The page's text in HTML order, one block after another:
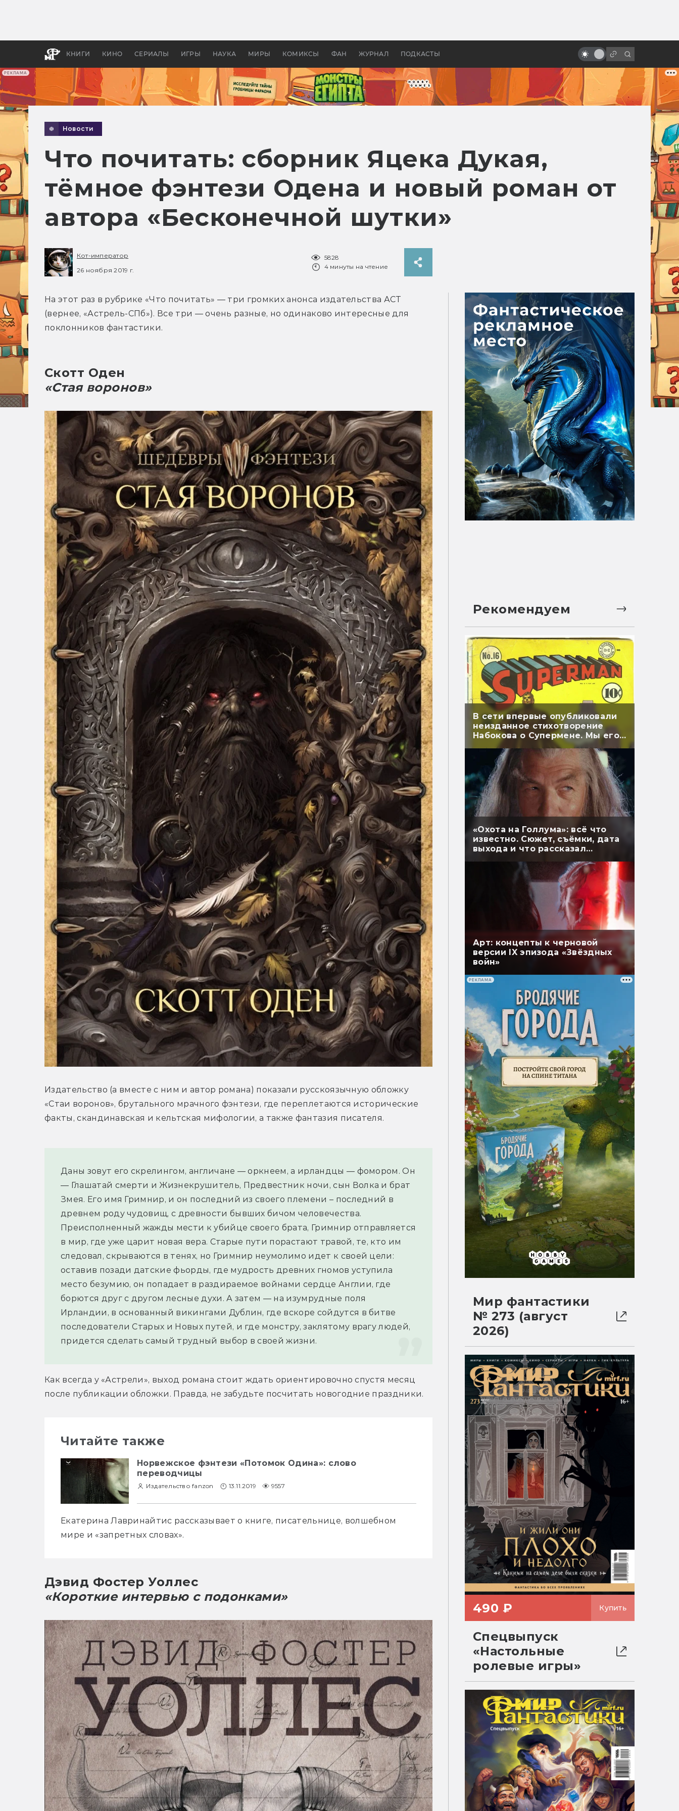
РЕКЛАМА
КНИГИ КИНО СЕРИАЛЫ ИГРЫ НАУКА МИРЫ КОМИКСЫ ФАН ЖУРНАЛ ПОДКАСТЫ
апокалипсис, в России —
бы «Властелина колец»
неснятые
Новости
Что почитать: сборник Яцека Дукая,
тёмное фэнтези Одена и новый роман от
автора «Бесконечной шутки»
Кот-император
26 ноября 2019 г.
5828
4 минуты на чтение
На этот раз в рубрике «Что почитать» — три громких анонса издательства АСТ
(вернее, «Астрель-СПб»). Все три — очень разные, но одинаково интересные для
поклонников фантастики.
Скотт Оден
«Стая воронов»
Издательство (а вместе с ним и автор романа) показали русскоязычную обложку
«Стаи воронов», брутального мрачного фэнтези, где переплетаются исторические
факты, скандинавская и кельтская мифологии, а также фантазия писателя.
Даны зовут его скрелингом, англичане — оркнеем, а ирландцы — фомором. Он
— Глашатай смерти и Жизнекрушитель, Предвестник ночи, сын Волка и брат
Змея. Его имя Гримнир, и он последний из своего племени – последний в
древнем роду чудовищ, с древности бывших бичом человечества.
Преисполненный жажды мести к убийце своего брата, Гримнир отправляется
в мир, где уже царит новая вера. Старые пути порастают травой, те, кто им
следовал, скрываются в тенях, но Гримнир неумолимо идет к своей цели:
оставив позади датские фьорды, где мудрость древних гномов уступила
место безумию, он попадает в раздираемое войнами сердце Англии, где
борются друг с другом лесные духи. А затем — на изумрудные поля
Ирландии, в основанный викингами Дублин, где вскоре сойдутся в битве
последователи Старых и Новых путей, и где монстру, заклятому врагу людей,
придется сделать самый трудный выбор в своей жизни.
Как всегда у «Астрели», выход романа стоит ждать ориентировочно спустя месяц
после публикации обложки. Правда, не забудьте посчитать новогодние праздники.
Читайте также
Норвежское фэнтези «Потомок Одина»: слово
переводчицы
Издательство fanzon 13.11.2019 9557
Екатерина Лавринайтис рассказывает о книге, писательнице, волшебном
мире и «запретных словах».
Дэвид Фостер Уоллес
«Короткие интервью с подонками»
Рекомендуем
В сети впервые опубликовали
неизданное стихотворение
Набокова о Супермене. Мы его
перевели
«Охота на Голлума»: всё что
известно. Сюжет, съёмки, дата
выхода и что рассказал
Арт: концепты к черновой
версии IX эпизода «Звёздных
войн»
РЕКЛАМА
Мир фантастики
№ 273 (август
2026)
490 ₽ Купить
Спецвыпуск
«Настольные
ролевые игры»